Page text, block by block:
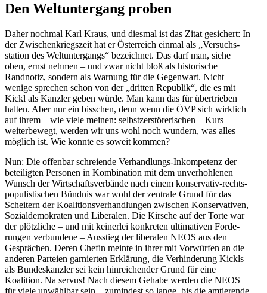
Den Weltun­tergang proben
Daher nochmal Karl Kraus, und diesmal ist das Zitat gesichert: In
der Zwischen­kriegszeit hat er Öster­reich einmal als „Versuchs­
station des Weltun­ter­gangs“ bezeichnet. Das darf man, siehe
oben, ernst nehmen – und zwar nicht bloß als histo­rische
Randnotiz, sondern als Warnung für die Gegenwart. Nicht
wenige sprechen schon von der „dritten Republik“, die es mit
Kickl als Kanzler geben würde. Man kann das für übertrieben
halten. Aber nur ein bisschen, denn wenn die ÖVP sich wirklich
auf ihrem – wie viele meinen: selbst­zer­stö­re­ri­schen – Kurs
weiter­bewegt, werden wir uns wohl noch wundern, was alles
möglich ist. Wie konnte es soweit kommen?
Nun: Die offenbar schreiende Verhand­lungs-Inkom­petenz der
betei­ligten Personen in Kombi­nation mit dem unver­hoh­lenen
Wunsch der Wirtschafts­ver­bände nach einem konser­vativ-rechts­
po­pu­lis­ti­schen Bündnis war wohl der zentrale Grund für das
Scheitern der Koali­ti­ons­ver­hand­lungen zwischen Konser­va­tiven,
Sozial­de­mo­kraten und Liberalen. Die Kirsche auf der Torte war
der plötz­liche – und mit keinerlei konkreten ultima­tiven Forde­
rungen verbundene – Ausstieg der liberalen NEOS aus den
Gesprächen. Deren Chefin meinte in ihrer mit Vorwürfen an die
anderen Parteien garnierten Erklärung, die Verhin­derung Kickls
als Bundes­kanzler sei kein hinrei­chender Grund für eine
Koalition. Na servus! Nach diesem Gehabe werden die NEOS
für viele unwählbar sein – zumindest so lange, bis die amtie­rende